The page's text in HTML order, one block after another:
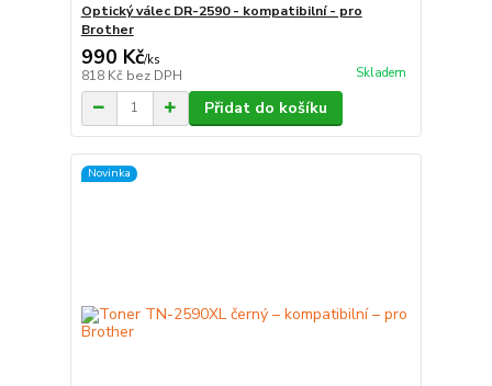
Optický válec DR-2590 - kompatibilní - pro
Brother
990 Kč/ks
818 Kč bez DPH Skladem
Přidat do košíku
Novinka